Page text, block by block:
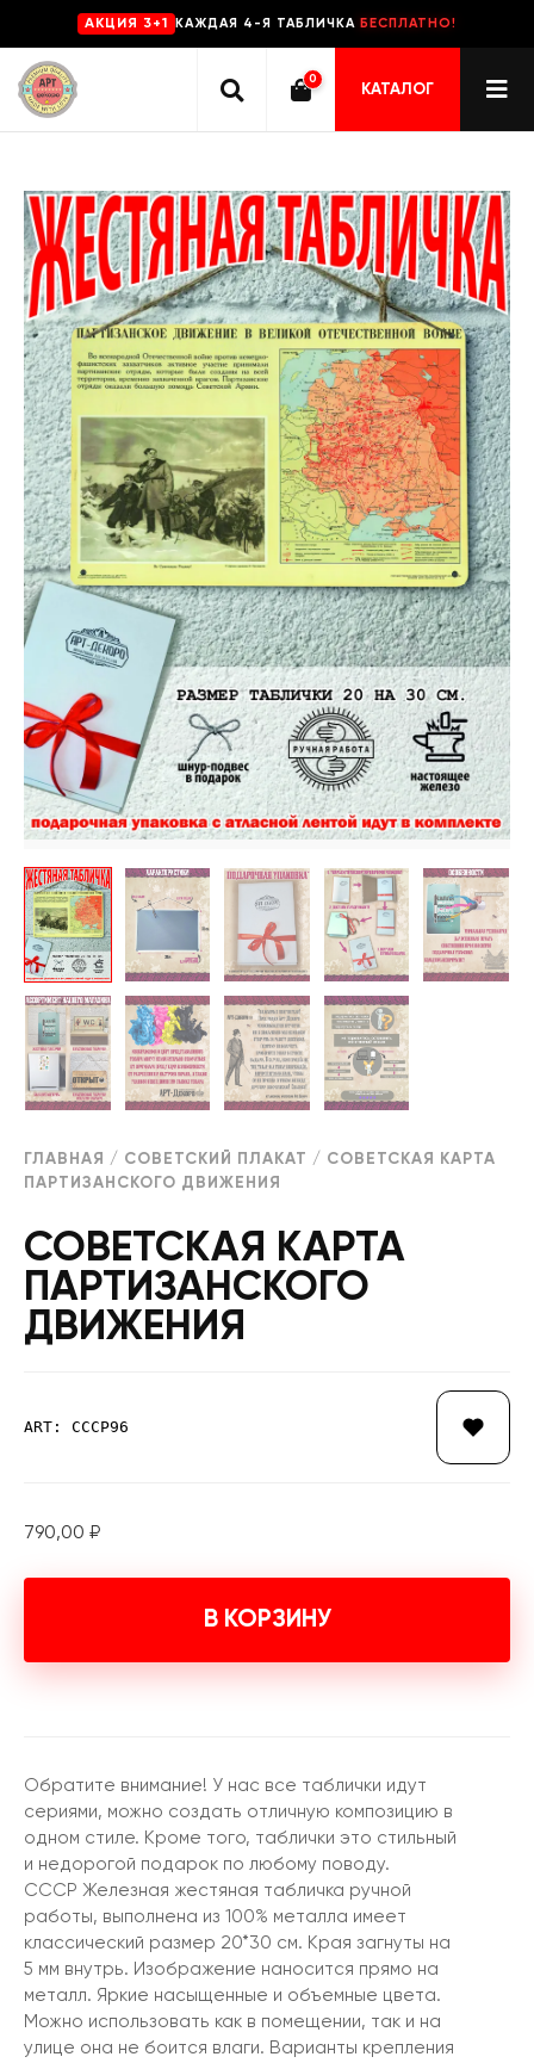
AKЦИЯ 3+1 КАЖДАЯ 4-Я ТАБЛИЧКА БЕСПЛАТНО!
0
КАТАЛОГ
ГЛАВНАЯ / СОВЕТСКИЙ ПЛАКАТ / СОВЕТСКАЯ КАРТА
ПАРТИЗАНСКОГО ДВИЖЕНИЯ
СОВЕТСКАЯ КАРТА
ПАРТИЗАНСКОГО
ДВИЖЕНИЯ
ART: СССР96
790,00 ₽
В КОРЗИНУ
Обратите внимание! У нас все таблички идут
сериями, можно создать отличную композицию в
одном стиле. Кроме того, таблички это стильный
и недорогой подарок по любому поводу.
СССР Железная жестяная табличка ручной
работы, выполнена из 100% металла имеет
классический размер 20*30 см. Края загнуты на
5 мм внутрь. Изображение наносится прямо на
металл. Яркие насыщенные и объемные цвета.
Можно использовать как в помещении, так и на
улице она не боится влаги. Варианты крепления